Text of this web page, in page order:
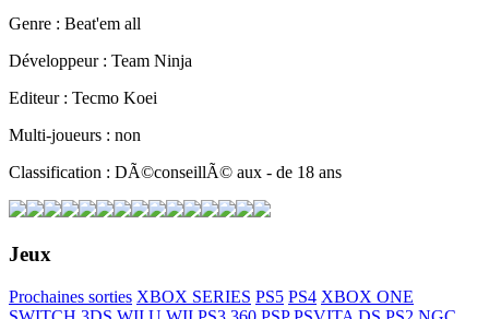
Genre : Beat'em all
Développeur : Team Ninja
Editeur : Tecmo Koei
Multi-joueurs : non
Classification : DÃ©conseillÃ© aux - de 18 ans
Jeux
Prochaines sorties XBOX SERIES PS5 PS4 XBOX ONE